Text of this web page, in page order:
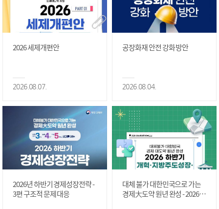
2026 세제개편안
2026.08.07.
공장화재 안전 강화 방안
2026.08.04.
2026년 하반기 경제성장전략 -
3편 구조적 문제 대응
대체 불가 대한민국으로 가는
경제大도약 원년 완성 - 2026 하